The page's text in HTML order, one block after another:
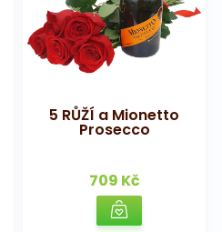
5 RŮŽÍ a Mionetto
Prosecco
709 Kč